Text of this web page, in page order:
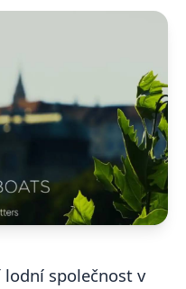
lodní společnost v